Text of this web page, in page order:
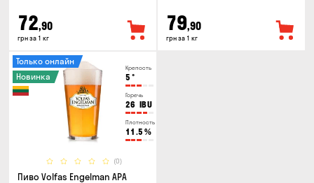
72,90
грн за 1 кг
79,90
грн за 1 кг
Крепость
5 °
Горечь
26 IBU
Плотность
11.5 %
(0)
Только онлайн
Новинка
Пиво Volfas Engelman APA